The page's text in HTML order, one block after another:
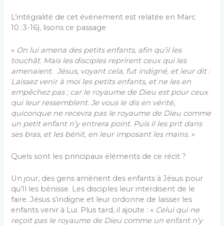
L’intégralité de cet événement est relatée en Marc
10 :3-16), lisons ce passage
« On lui amena des petits enfants, afin qu’il les
touchât. Mais les disciples reprirent ceux qui les
amenaient. Jésus, voyant cela, fut indigné, et leur dit :
Laissez venir à moi les petits enfants, et ne les en
empêchez pas ; car le royaume de Dieu est pour ceux
qui leur ressemblent. Je vous le dis en vérité,
quiconque ne recevra pas le royaume de Dieu comme
un petit enfant n’y entrera point. Puis il les prit dans
ses bras, et les bénit, en leur imposant les mains. »
Quels sont les principaux éléments de ce récit ?
Un jour, des gens amènent des enfants à Jésus pour
qu’Il les bénisse. Les disciples leur interdisent de le
faire. Jésus s’indigne et leur ordonne de laisser les
enfants venir à Lui. Plus tard, il ajoute : « Celui qui ne
reçoit pas le royaume de Dieu comme un enfant n’y